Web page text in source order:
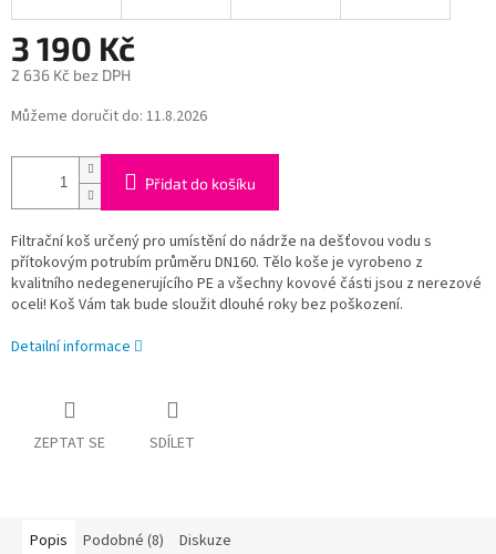
3 190 Kč
2 636 Kč bez DPH
Měrná
cena:
Můžeme doručit do: 11.8.2026
Přidat do košíku
Filtrační koš určený pro umístění do nádrže na dešťovou vodu s
přítokovým potrubím průměru DN160. Tělo koše je vyrobeno z
kvalitního nedegenerujícího PE a všechny kovové části jsou z nerezové
oceli! Koš Vám tak bude sloužit dlouhé roky bez poškození.
Detailní informace
ZEPTAT SE SDÍLET
Popis Podobné (8) Diskuze